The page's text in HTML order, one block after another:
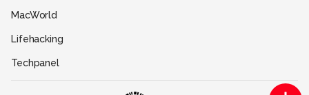
MacWorld
Lifehacking
Techpanel